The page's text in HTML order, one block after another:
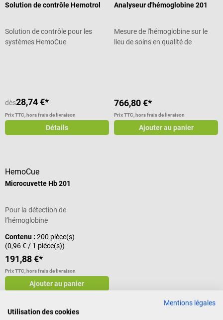
Solution de contrôle Hemotrol
Solution de contrôle pour les
systèmes HemoCue
dès28,74 €*
Prix TTC, hors frais de livraison
Détails
Analyseur d'hémoglobine 201
Mesure de l'hémoglobine sur le
lieu de soins en qualité de
766,80 €*
Prix TTC, hors frais de livraison
Ajouter au panier
HemoCue
Microcuvette Hb 201
Pour la détection de
l’hémoglobine
Contenu : 200 pièce(s)
(0,96 € / 1 pièce(s))
191,88 €*
Prix TTC, hors frais de livraison
Ajouter au panier
Mentions légales
Utilisation des cookies